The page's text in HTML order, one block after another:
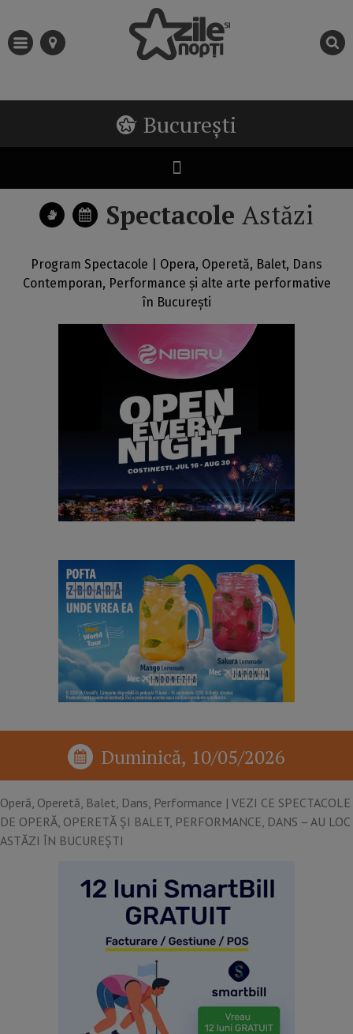
București
SpectacoleAstăzi
Program Spectacole | Opera, Operetă, Balet, Dans
Contemporan, Performance și alte arte performative
în București
Duminică, 10/05/2026
Operă, Operetă, Balet, Dans, Performance​ | VEZI CE SPECTACOLE
DE OPERĂ, OPERETĂ ȘI BALET, PERFORMANCE, DANS – AU LOC
ASTĂZI ÎN BUCUREȘTI​